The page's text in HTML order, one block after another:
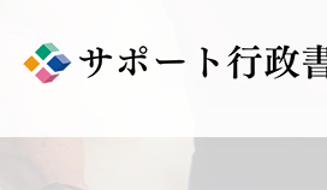
content